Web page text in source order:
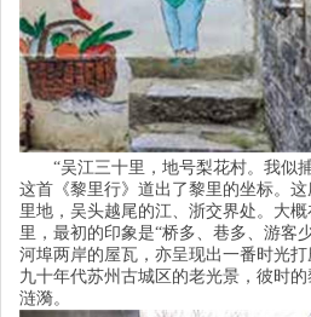
“吴江三十里，地号梨花村。我似
这首《黎里行》道出了黎里的坐标。
里地，吴头越尾的江、浙交界处。大概
里，最初的印象是“桥多、巷多、游客
河埠两岸的屋瓦，亦呈现出一番时光
九十年代苏州古城区的老光景，彼时
涟漪。